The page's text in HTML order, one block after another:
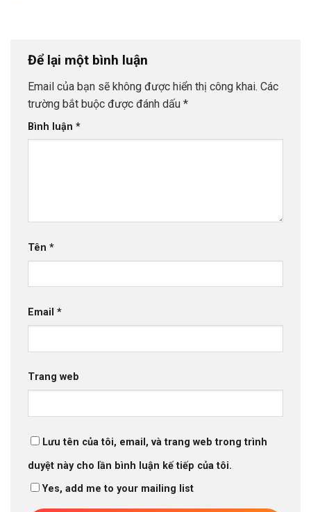
Để lại một bình luận
Email của bạn sẽ không được hiển thị công khai. Các
trường bắt buộc được đánh dấu *
Bình luận *
Tên *
Email *
Trang web
Lưu tên của tôi, email, và trang web trong trình
duyệt này cho lần bình luận kế tiếp của tôi.
Yes, add me to your mailing list